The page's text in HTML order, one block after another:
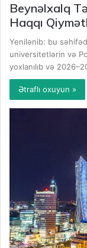
Beynəlxalq
Haqqı
Yenilənib: bu
universitetlərin və
yoxlanılıb və
Ətraflı oxuyun »